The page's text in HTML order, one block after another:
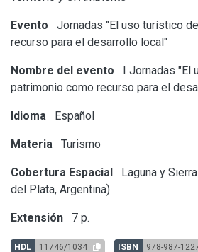
Evento
Jornadas "El uso turístico
recurso para el desarrollo local"
Nombre del evento
I Jornadas "El
patrimonio como recurso para el
Idioma Español
Materia Turismo
Cobertura Espacial
Laguna y
del Plata, Argentina)
Extensión 7 p.
HDL 11746/1034 ISBN 978-987-